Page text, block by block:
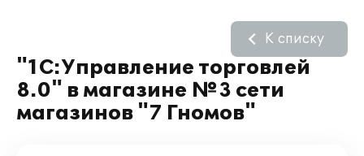
"1С:Управление торговлей
8.0" в магазине №3 сети
магазинов "7 Гномов"
К списку